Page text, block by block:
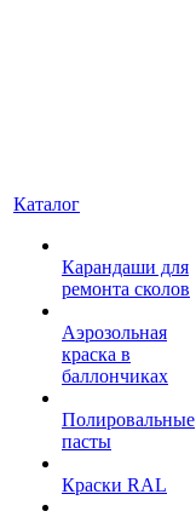
Каталог
Карандаши для
ремонта сколов
Аэрозольная
краска в
баллончиках
Полировальные
пасты
Краски RAL